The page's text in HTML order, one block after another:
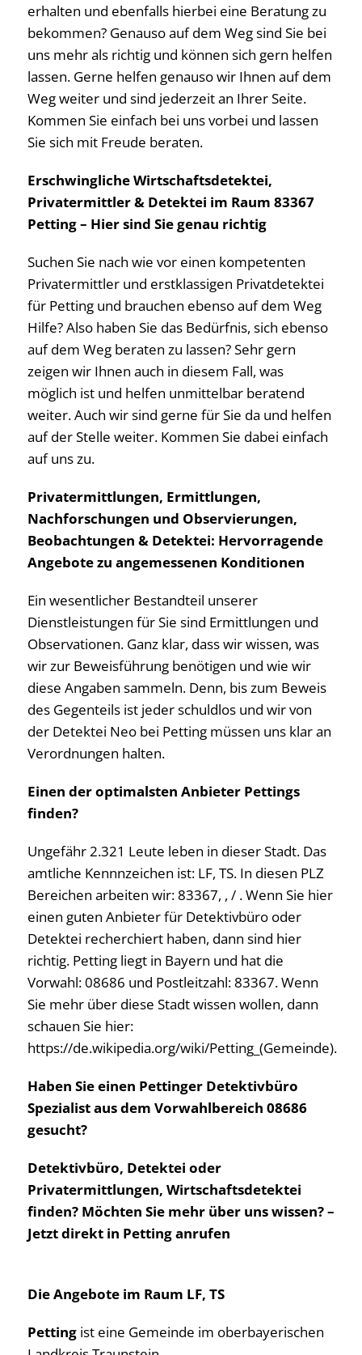
erhalten und ebenfalls hierbei eine Beratung zu
bekommen? Genauso auf dem Weg sind Sie bei
uns mehr als richtig und können sich gern helfen
lassen. Gerne helfen genauso wir Ihnen auf dem
Weg weiter und sind jederzeit an Ihrer Seite.
Kommen Sie einfach bei uns vorbei und lassen
Sie sich mit Freude beraten.
Erschwingliche Wirtschaftsdetektei,
Privatermittler & Detektei im Raum 83367
Petting – Hier sind Sie genau richtig
Suchen Sie nach wie vor einen kompetenten
Privatermittler und erstklassigen Privatdetektei
für Petting und brauchen ebenso auf dem Weg
Hilfe? Also haben Sie das Bedürfnis, sich ebenso
auf dem Weg beraten zu lassen? Sehr gern
zeigen wir Ihnen auch in diesem Fall, was
möglich ist und helfen unmittelbar beratend
weiter. Auch wir sind gerne für Sie da und helfen
auf der Stelle weiter. Kommen Sie dabei einfach
auf uns zu.
Privatermittlungen, Ermittlungen,
Nachforschungen und Observierungen,
Beobachtungen & Detektei: Hervorragende
Angebote zu angemessenen Konditionen
Ein wesentlicher Bestandteil unserer
Dienstleistungen für Sie sind Ermittlungen und
Observationen. Ganz klar, dass wir wissen, was
wir zur Beweisführung benötigen und wie wir
diese Angaben sammeln. Denn, bis zum Beweis
des Gegenteils ist jeder schuldlos und wir von
der Detektei Neo bei Petting müssen uns klar an
Verordnungen halten.
Einen der optimalsten Anbieter Pettings
finden?
Ungefähr 2.321 Leute leben in dieser Stadt. Das
amtliche Kennnzeichen ist: LF, TS. In diesen PLZ
Bereichen arbeiten wir: 83367, , / . Wenn Sie hier
einen guten Anbieter für Detektivbüro oder
Detektei recherchiert haben, dann sind hier
richtig. Petting liegt in Bayern und hat die
Vorwahl: 08686 und Postleitzahl: 83367. Wenn
Sie mehr über diese Stadt wissen wollen, dann
schauen Sie hier:
https://de.wikipedia.org/wiki/Petting_(Gemeinde).
Haben Sie einen Pettinger Detektivbüro
Spezialist aus dem Vorwahlbereich 08686
gesucht?
Detektivbüro, Detektei oder
Privatermittlungen, Wirtschaftsdetektei
finden? Möchten Sie mehr über uns wissen? –
Jetzt direkt in Petting anrufen
Die Angebote im Raum LF, TS
Petting ist eine Gemeinde im oberbayerischen